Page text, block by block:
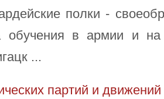
полки -
обучения в армии и
...
партий и движений